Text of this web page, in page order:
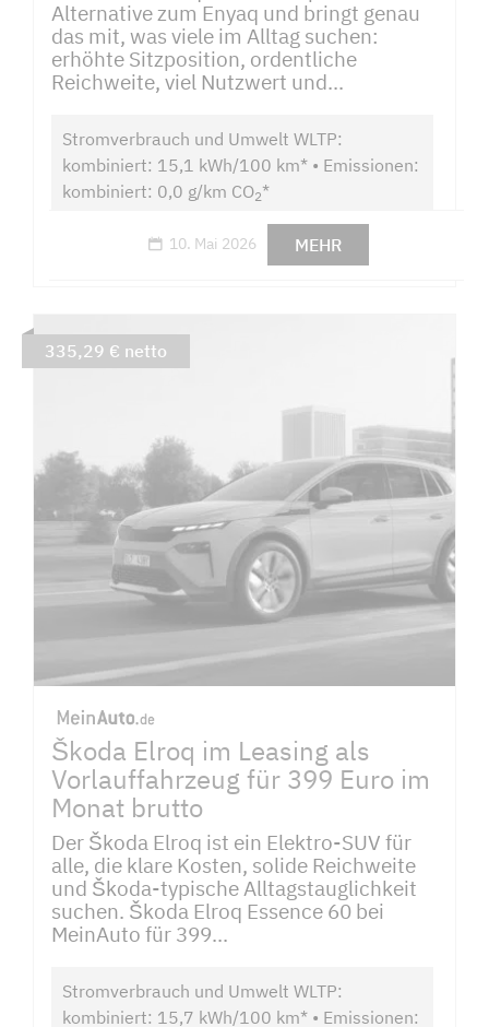
Alternative zum Enyaq und bringt genau
das mit, was viele im Alltag suchen:
erhöhte Sitzposition, ordentliche
Reichweite, viel Nutzwert und...
Stromverbrauch und Umwelt WLTP:
kombiniert: 15,1 kWh/100 km* • Emissionen:
kombiniert: 0,0 g/km CO2*
10. Mai 2026 MEHR
Škoda Elroq im Leasing als
Vorlauffahrzeug für 399 Euro im
Monat brutto
Der Škoda Elroq ist ein Elektro-SUV für
alle, die klare Kosten, solide Reichweite
und Škoda-typische Alltagstauglichkeit
suchen. Škoda Elroq Essence 60 bei
MeinAuto für 399...
Stromverbrauch und Umwelt WLTP:
kombiniert: 15,7 kWh/100 km* • Emissionen:
335,29 € netto